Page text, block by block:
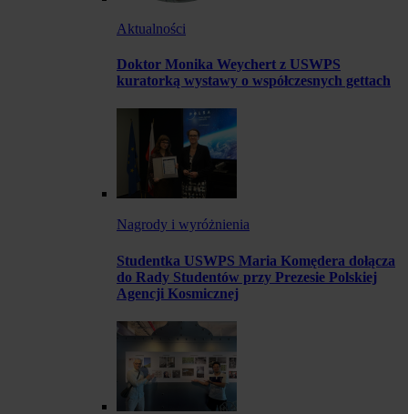
Aktualności
Doktor Monika Weychert z USWPS
kuratorką wystawy o współczesnych gettach
Nagrody i wyróżnienia
Studentka USWPS Maria Komędera dołącza
do Rady Studentów przy Prezesie Polskiej
Agencji Kosmicznej